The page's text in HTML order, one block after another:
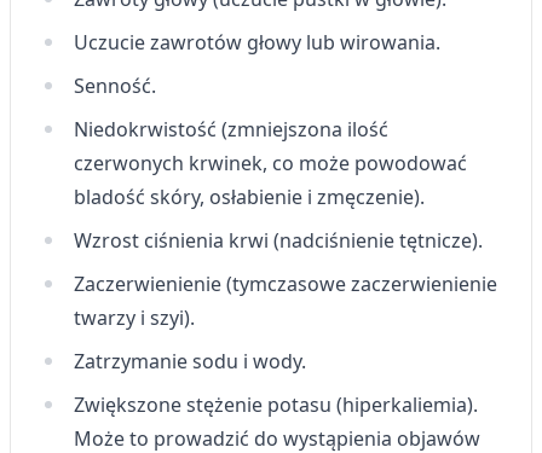
Uczucie zawrotów głowy lub wirowania.
Senność.
Niedokrwistość (zmniejszona ilość
czerwonych krwinek, co może powodować
bladość skóry, osłabienie i zmęczenie).
Wzrost ciśnienia krwi (nadciśnienie tętnicze).
Zaczerwienienie (tymczasowe zaczerwienienie
twarzy i szyi).
Zatrzymanie sodu i wody.
Zwiększone stężenie potasu (hiperkaliemia).
Może to prowadzić do wystąpienia objawów
Funkcje specjalne IAB:
Użycie dokładnych danych
geolokalizacyjnych
Identyfikowanie urządzeń na podstawie
aktywnie żądanych informacji
Cele przetwarzania inne niż IAB:
Wydajność (Performance)
Reklama / śledzenie